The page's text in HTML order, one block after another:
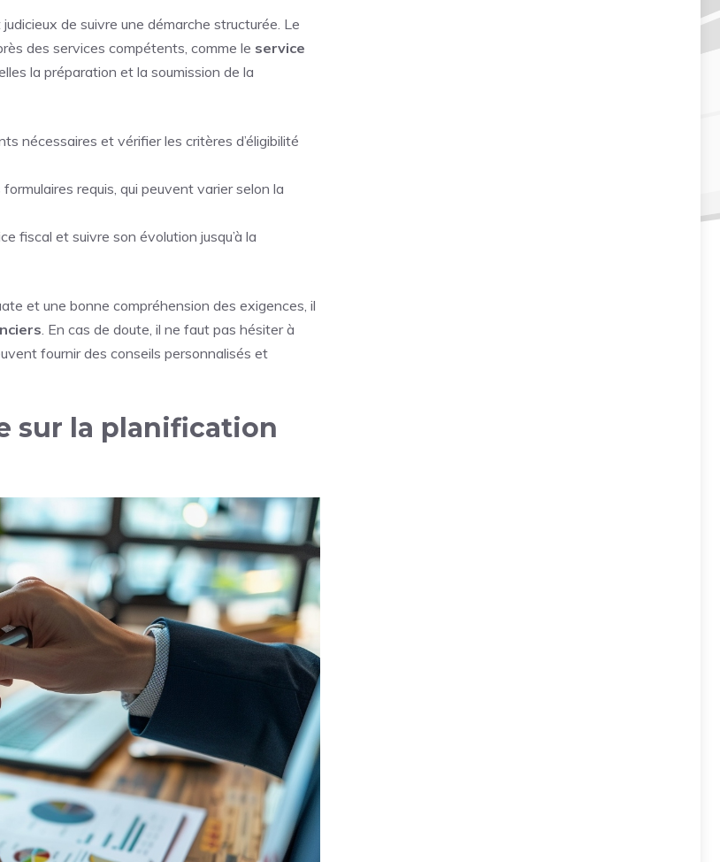
de suivre une démarche structurée. Le
des services compétents, comme le service
la préparation et la soumission de la
nécessaires et vérifier les critères d’éligibilité
requis, qui peuvent varier selon la
fiscal et suivre son évolution jusqu’à la
et une bonne compréhension des exigences, il
. En cas de doute, il ne faut pas hésiter à
fournir des conseils personnalisés et
sur la planification